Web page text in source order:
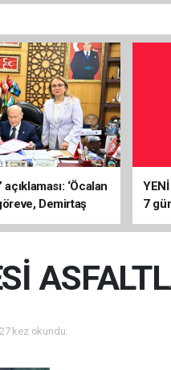
‘Öcalan
Demirtaş
7
kez okundu.